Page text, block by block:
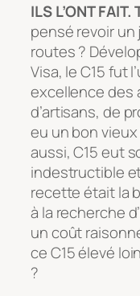
ILS L’ONT
pensé revoir un
routes ?
Visa, le C15 fut
excellence des
d’artisans, de
eu un bon vieux
aussi, C15 eut
indestructible
recette était la
à la recherche
un coût
ce C15 élevé
?